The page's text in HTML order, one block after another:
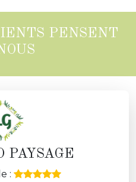
PENSENT
PAYSAGE
: